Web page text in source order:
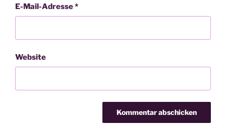
E-Mail-Adresse*
Website